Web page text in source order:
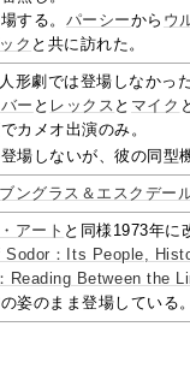
する。 パーシーから ウ
ク と共に訪れた。
形劇では登場しなかっ
ー と レックス と マイク
カメオ出演のみ。
場しないが、彼の同型
ングラス＆エスクデー
アート と同様1973年に
Sodor：Its People,
Reading Between the
姿のまま登場している。